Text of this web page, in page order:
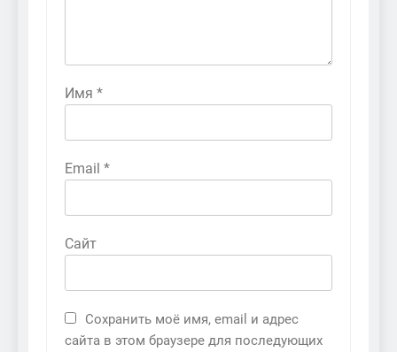
Имя *
Email *
Сайт
Сохранить моё имя, email и адрес
сайта в этом браузере для последующих